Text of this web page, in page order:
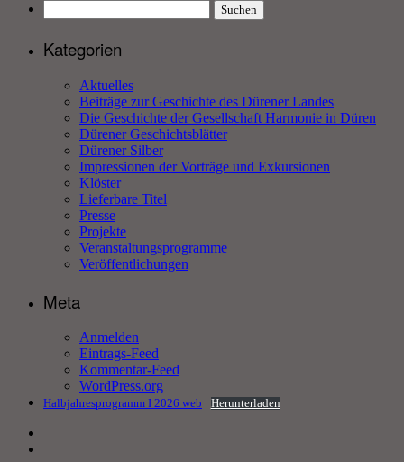
nach:
Kategorien
Aktuelles
Beiträge zur Geschichte des Dürener Landes
Die Geschichte der Gesellschaft Harmonie in Düren
Dürener Geschichtsblätter
Dürener Silber
Impressionen der Vorträge und Exkursionen
Klöster
Lieferbare Titel
Presse
Projekte
Veranstaltungsprogramme
Veröffentlichungen
Meta
Anmelden
Eintrags-Feed
Kommentar-Feed
WordPress.org
Halbjahresprogramm I 2026 web Herunterladen